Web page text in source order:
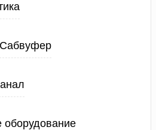
Сабвуфер
оборудование